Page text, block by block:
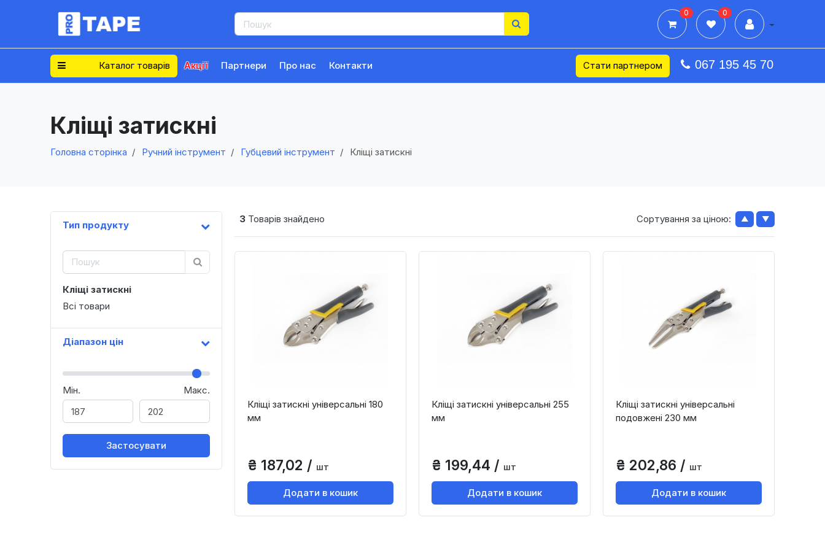
0 0
Каталог товарів Акції Партнери Про нас Контакти Стати партнером 067 195 45 70
Кліщі затискні
Головна сторінка Ручний інструмент Губцевий інструмент Кліщі затискні
Тип продукту
Кліщі затискні
Всі товари
Діапазон цін
Мін. Макс.
Застосувати
3Товарів знайдено Сортування за ціною: ▲ ▼
Кліщі затискні універсальні 180
мм
₴ 187,02 / шт
Додати в кошик
Кліщі затискні універсальні 255
мм
₴ 199,44 / шт
Додати в кошик
Кліщі затискні універсальні
подовжені 230 мм
₴ 202,86 / шт
Додати в кошик